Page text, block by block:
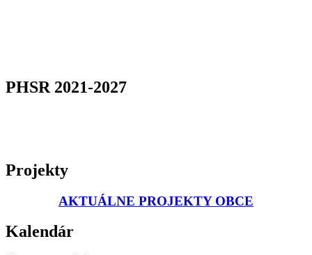
PHSR 2021-2027
Projekty
AKTUÁLNE PROJEKTY OBCE
Kalendár